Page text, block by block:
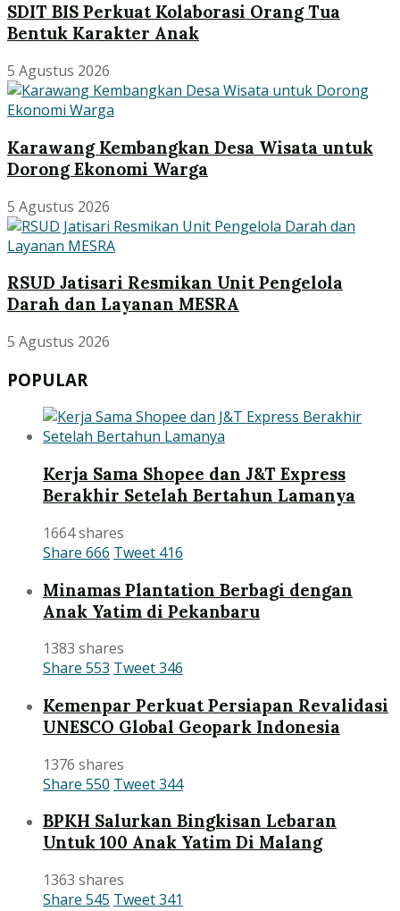
SDIT BIS Perkuat Kolaborasi Orang Tua
Bentuk Karakter Anak
5 Agustus 2026
Karawang Kembangkan Desa Wisata untuk
Dorong Ekonomi Warga
5 Agustus 2026
RSUD Jatisari Resmikan Unit Pengelola
Darah dan Layanan MESRA
5 Agustus 2026
POPULAR
Kerja Sama Shopee dan J&T Express
Berakhir Setelah Bertahun Lamanya
1664 shares
Share 666 Tweet 416
Minamas Plantation Berbagi dengan
Anak Yatim di Pekanbaru
1383 shares
Share 553 Tweet346
Kemenpar Perkuat Persiapan Revalidasi
UNESCO Global Geopark Indonesia
1376 shares
Share 550 Tweet344
BPKH Salurkan Bingkisan Lebaran
Untuk 100 Anak Yatim Di Malang
1363 shares
Share 545 Tweet341